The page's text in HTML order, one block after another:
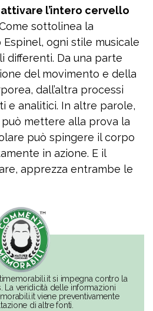
attivare l’intero cervello
sottolinea la
ogni stile musicale
differenti. Da una parte
del movimento e della
dall’altra processi
e analitici. In altre parole,
mettere alla prova la
può spingere il corpo
in azione. E il
apprezza entrambe le
si impegna contro la
La veridicità delle informazioni
viene preventivamente
di altre fonti.